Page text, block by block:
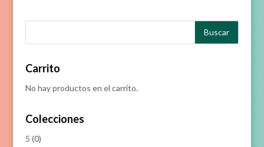
Carrito
No hay productos en el carrito.
Colecciones
5 (0)